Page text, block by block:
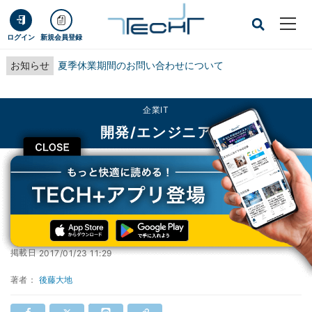
ログイン 新規会員登録
お知らせ 夏季休業期間のお問い合わせについて
CLOSE
企業IT
開発/エンジニア
TECH+ 企業IT
開発/エンジニア
ビギナー向けのプログラミング言語5選
ビギナー向けのプログラミング言語5選
掲載日2017/01/23 11:29
著者： 後藤大地